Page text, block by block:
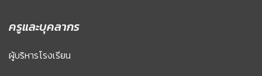
ครูและบุคลากร
ผู้บริหารโรงเรียน